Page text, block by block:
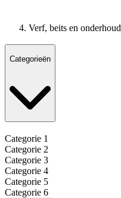
Verf, beits en onderhoud
Categorieën
Categorie 1
Categorie 2
Categorie 3
Categorie 4
Categorie 5
Categorie 6